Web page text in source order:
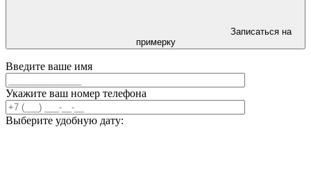
Записаться на
примерку
Введите ваше имя
Укажите ваш номер телефона
Выберите удобную дату: